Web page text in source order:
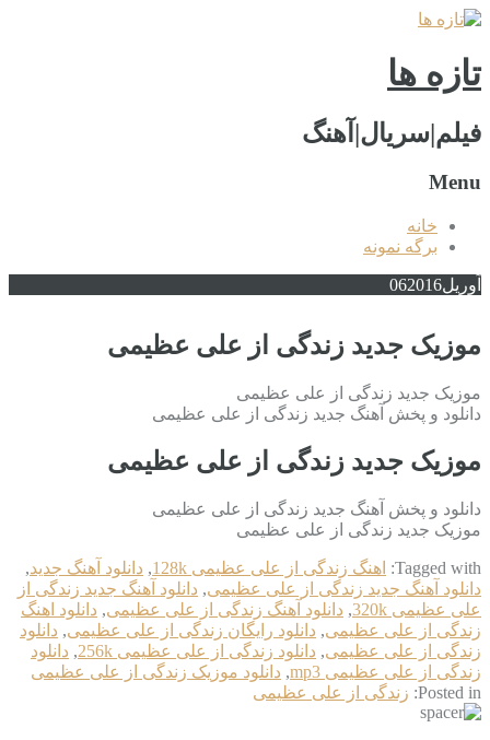
تازه ها
فیلم|سریال|آهنگ
Menu
خانه
برگه نمونه
آوریل 062016
موزیک جدید زندگی از علی عظیمی
موزیک جدید زندگی از علی عظیمی
دانلود و پخش آهنگ جدید زندگی از علی عظیمی
موزیک جدید زندگی از علی عظیمی
دانلود و پخش آهنگ جدید زندگی از علی عظیمی
موزیک جدید زندگی از علی عظیمی
Tagged with: اهنگ زندگی از علی عظیمی 128k , دانلود آهنگ جدید,
دانلود آهنگ جدید زندگی از علی عظیمی, دانلود آهنگ جدید زندگی از
علی عظیمی 320k
, دانلود آهنگ زندگی از علی عظیمی, دانلود اهنگ
زندگی از علی عظیمی, دانلود رایگان زندگی از علی عظیمی, دانلود
زندگی از علی عظیمی, دانلود زندگی از علی عظیمی 256k , دانلود
زندگی از علی عظیمی mp3
, دانلود موزیک زندگی از علی عظیمی
Posted in: زندگی از علی عظیمی